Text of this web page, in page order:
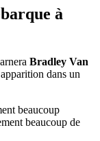
à
Bradley Van
dans un
beaucoup
beaucoup de